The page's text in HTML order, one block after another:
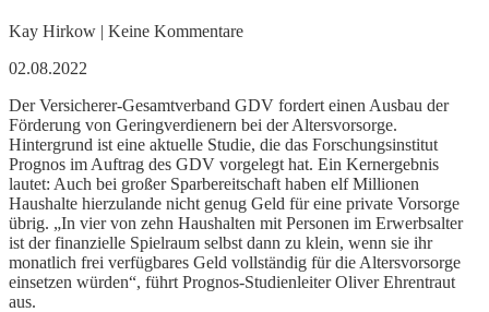
Kay Hirkow | Keine Kommentare
02.08.2022
Der Versicherer-Gesamtverband GDV fordert einen Ausbau der
Förderung von Geringverdienern bei der Altersvorsorge.
Hintergrund ist eine aktuelle Studie, die das Forschungsinstitut
Prognos im Auftrag des GDV vorgelegt hat. Ein Kernergebnis
lautet: Auch bei großer Sparbereitschaft haben elf Millionen
Haushalte hierzulande nicht genug Geld für eine private Vorsorge
übrig. „In vier von zehn Haushalten mit Personen im Erwerbsalter
ist der finanzielle Spielraum selbst dann zu klein, wenn sie ihr
monatlich frei verfügbares Geld vollständig für die Altersvorsorge
einsetzen würden“, führt Prognos-Studienleiter Oliver Ehrentraut
aus.